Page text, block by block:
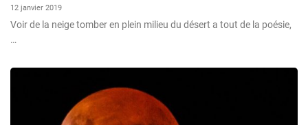
12 janvier 2019
Voir de la neige tomber en plein milieu du désert a tout de la poésie,
…